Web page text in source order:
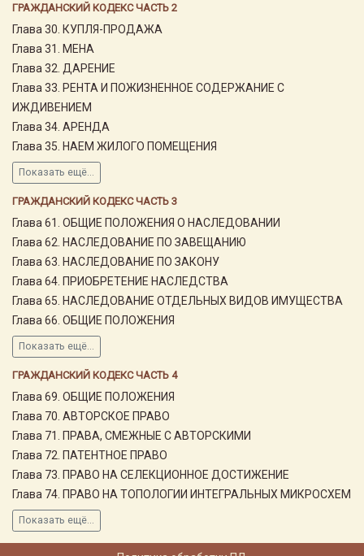
ГРАЖДАНСКИЙ КОДЕКС ЧАСТЬ 2
Глава 30. КУПЛЯ-ПРОДАЖА
Глава 31. МЕНА
Глава 32. ДАРЕНИЕ
Глава 33. РЕНТА И ПОЖИЗНЕННОЕ СОДЕРЖАНИЕ С
ИЖДИВЕНИЕМ
Глава 34. АРЕНДА
Глава 35. НАЕМ ЖИЛОГО ПОМЕЩЕНИЯ
Показать ещё...
ГРАЖДАНСКИЙ КОДЕКС ЧАСТЬ 3
Глава 61. ОБЩИЕ ПОЛОЖЕНИЯ О НАСЛЕДОВАНИИ
Глава 62. НАСЛЕДОВАНИЕ ПО ЗАВЕЩАНИЮ
Глава 63. НАСЛЕДОВАНИЕ ПО ЗАКОНУ
Глава 64. ПРИОБРЕТЕНИЕ НАСЛЕДСТВА
Глава 65. НАСЛЕДОВАНИЕ ОТДЕЛЬНЫХ ВИДОВ ИМУЩЕСТВА
Глава 66. ОБЩИЕ ПОЛОЖЕНИЯ
Показать ещё...
ГРАЖДАНСКИЙ КОДЕКС ЧАСТЬ 4
Глава 69. ОБЩИЕ ПОЛОЖЕНИЯ
Глава 70. АВТОРСКОЕ ПРАВО
Глава 71. ПРАВА, СМЕЖНЫЕ С АВТОРСКИМИ
Глава 72. ПАТЕНТНОЕ ПРАВО
Глава 73. ПРАВО НА СЕЛЕКЦИОННОЕ ДОСТИЖЕНИЕ
Глава 74. ПРАВО НА ТОПОЛОГИИ ИНТЕГРАЛЬНЫХ МИКРОСХЕМ
Показать ещё...